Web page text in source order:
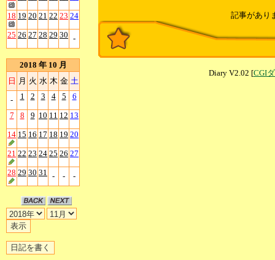
18 19 20 21 22 23 24
25 26 27 28 29 30 -
2018 年 10 月
日 月 火 水 木 金 土
- 1 2 3 4 5 6
7 8 9 10 11 12 13
14 15 16 17 18 19 20
21 22 23 24 25 26 27
28 29 30 31 - - -
記事があり
Diary V2.02 [CGI